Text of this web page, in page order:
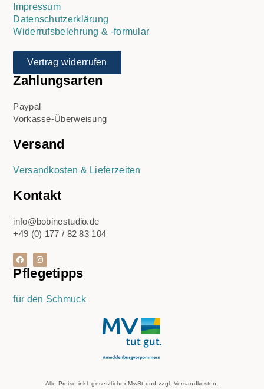
Impressum
Datenschutzerklärung
Widerrufsbelehrung & -formular
Vertrag widerrufen
Zahlungsarten
Paypal
Vorkasse-Überweisung
Versand
Versandkosten & Lieferzeiten
Kontakt
info@bobinestudio.de
+49 (0) 177 / 82 83 104
Pflegetipps
für den Schmuck
Alle Preise inkl. gesetzlicher MwSt.und zzgl. Versandkosten.